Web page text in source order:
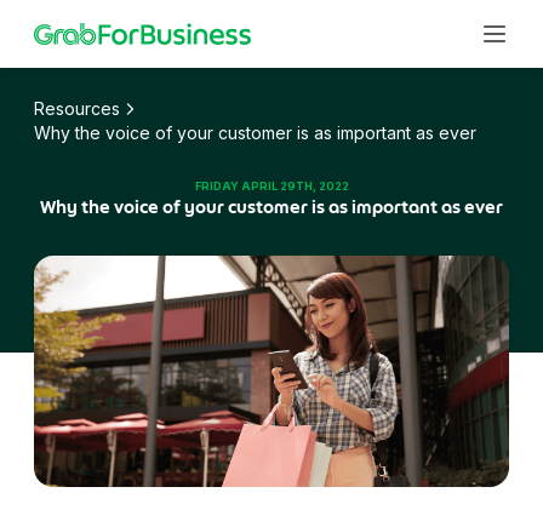
โซลูชัน
พอร์ทัลธุรกิจ
ต้องการทางธุรกิจของคุณในทุกๆ วัน
โปรไฟล์ธุรกิจ
แยกการเดินทางส่วนตัวและการเดินทางเชิง ธุรกิจออกจาก
กันบนแอป Grab
GrabGifts
บัตรของขวัญที่เหมาะสำหรับการให้ของขวัญของบริษัท
และความต้องการด้านการส่งเสริมการขาย
ธุรกิจขนาดเล็ก
การจัดการค่าใช้จ่ายอย่างมีประสิทธิภาพสำหรับทีมทุกข
นาด
การเดินทาง
ให้พนักงานและลูกค้าได้รับบริการการเดิน ทางเชิงธุรกิจที่
ปลอดภัยไร้กังวล
อาหาร
เติมความสุขให้กับพนักงานด้วยอาหารจาน โปรดจากร้าน
ในพื้นที่ที่ส่งตรงถึงสำนักงาน
ส่งด่วน
ส่งเอกสารและพัสดุทางธุรกิจให้ถึงที่หมายได้อย่างน่าเชื่อถือ
ร้านค้า
ทีม
ทรัพยากรบุคคล
เพิ่มขวัญกำลังใจและประสิทธิภาพให้กับพนักงานผ่าน
บริการที่หลากหลายของเรา
การขายและการตลาด
ดำเนินการแคมเปญทางการตลาดที่มีประสิทธิภาพและ
ธุรกิจ
บริการระดับมืออาชีพ
รักษาประสิทธิภาพของทีมด้วยตัวเลือกการเดินทางและการ
Resources
Why the voice of your customer is as important as ever
FRIDAY APRIL 29TH, 2022
Why the voice of your customer is as important as ever